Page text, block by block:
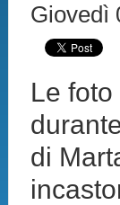
Giovedì
Le
di